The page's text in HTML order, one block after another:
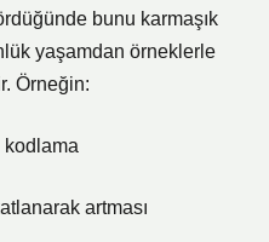
bunu karmaşık
yaşamdan örneklerle
Örneğin:
artması